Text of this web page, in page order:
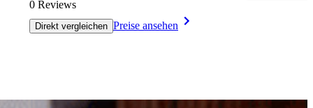
0 Reviews
Direkt vergleichen Preise ansehen